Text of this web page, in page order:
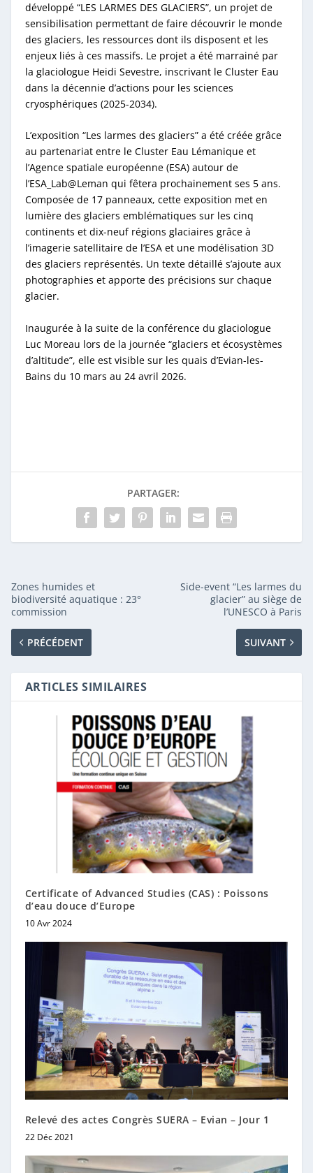
développé “LES LARMES DES GLACIERS”, un projet de
sensibilisation permettant de faire découvrir le monde
des glaciers, les ressources dont ils disposent et les
enjeux liés à ces massifs. Le projet a été marrainé par
la glaciologue Heidi Sevestre, inscrivant le Cluster Eau
dans la décennie d’actions pour les sciences
cryosphériques (2025-2034).
L’exposition “Les larmes des glaciers” a été créée grâce
au partenariat entre le Cluster Eau Lémanique et
l’Agence spatiale européenne (ESA) autour de
l’ESA_Lab@Leman qui fêtera prochainement ses 5 ans.
Composée de 17 panneaux, cette exposition met en
lumière des glaciers emblématiques sur les cinq
continents et dix-neuf régions glaciaires grâce à
l’imagerie satellitaire de l’ESA et une modélisation 3D
des glaciers représentés. Un texte détaillé s’ajoute aux
photographies et apporte des précisions sur chaque
glacier.
Inaugurée à la suite de la conférence du glaciologue
Luc Moreau lors de la journée “glaciers et écosystèmes
d’altitude”, elle est visible sur les quais d’Evian-les-
Bains du 10 mars au 24 avril 2026.
PARTAGER:
Zones humides et
biodiversité aquatique : 23°
commission
PRÉCÉDENT
Side-event “Les larmes du
glacier” au siège de
l’UNESCO à Paris
SUIVANT
ARTICLES SIMILAIRES
Certificate of Advanced Studies (CAS) : Poissons
d’eau douce d’Europe
10 Avr 2024
Relevé des actes Congrès SUERA – Evian – Jour 1
22 Déc 2021